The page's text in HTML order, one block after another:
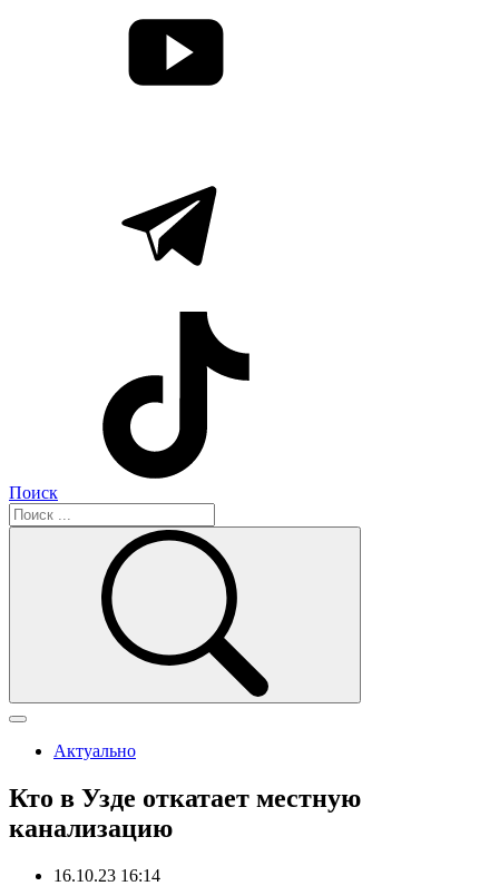
Поиск
Актуально
Кто в Узде откатает местную
канализацию
16.10.23 16:14